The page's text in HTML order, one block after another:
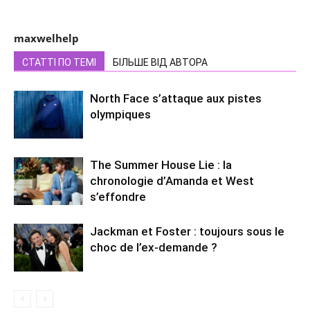
maxwelhelp
СТАТТІ ПО ТЕМІ БІЛЬШЕ ВІД АВТОРА
North Face s’attaque aux pistes
olympiques
The Summer House Lie : la
chronologie d’Amanda et West
s’effondre
Jackman et Foster : toujours sous le
choc de l’ex-demande ?